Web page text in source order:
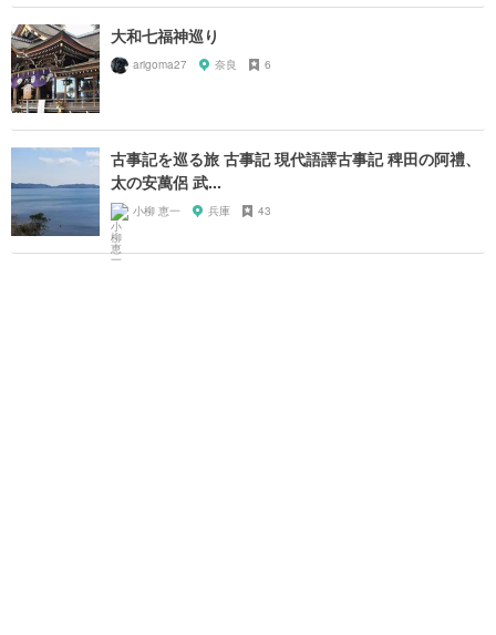
大和七福神巡り
arigoma27 奈良 6
古事記を巡る旅 古事記 現代語譯古事記 稗田の阿禮、
太の安萬侶 武...
小柳 恵一 兵庫 43